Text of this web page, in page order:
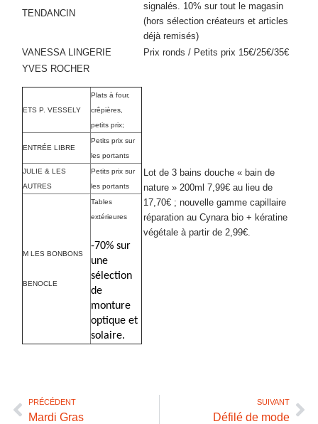
TENDANCIN
signalés. 10% sur tout le magasin
(hors sélection créateurs et articles
déjà remisés)
VANESSA LINGERIE
Prix ronds / Petits prix 15€/25€/35€
YVES ROCHER
ETS P. VESSELY
Plats à four,
crêpières,
petits prix;
ENTRÉE LIBRE
Petits prix sur
les portants
JULIE & LES
AUTRES
Petits prix sur
les portants
M LES BONBONS
BENOCLE
Tables
extérieures
-70% sur
une
sélection
de
monture
optique et
solaire.
Lot de 3 bains douche « bain de
nature » 200ml 7,99€ au lieu de
17,70€ ; nouvelle gamme capillaire
réparation au Cynara bio + kératine
végétale à partir de 2,99€.
PRÉCÉDENT
Mardi Gras
SUIVANT
Défilé de mode